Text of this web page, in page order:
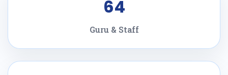
64
Guru & Staff